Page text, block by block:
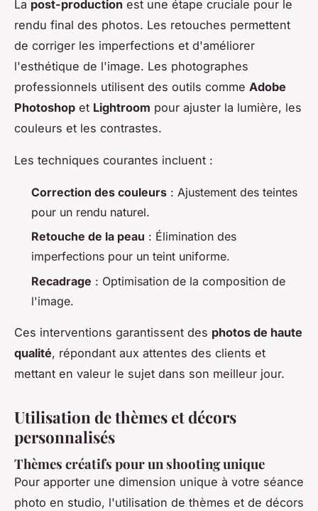
La post-production est une étape cruciale pour le
rendu final des photos. Les retouches permettent
de corriger les imperfections et d'améliorer
l'esthétique de l'image. Les photographes
professionnels utilisent des outils comme Adobe
Photoshop et Lightroom pour ajuster la lumière, les
couleurs et les contrastes.
Les techniques courantes incluent :
Correction des couleurs : Ajustement des teintes
pour un rendu naturel.
Retouche de la peau : Élimination des
imperfections pour un teint uniforme.
Recadrage : Optimisation de la composition de
l'image.
Ces interventions garantissent des photos de haute
qualité, répondant aux attentes des clients et
mettant en valeur le sujet dans son meilleur jour.
Utilisation de thèmes et décors
personnalisés
Thèmes créatifs pour un shooting unique
Pour apporter une dimension unique à votre séance
photo en studio, l'utilisation de thèmes et de décors